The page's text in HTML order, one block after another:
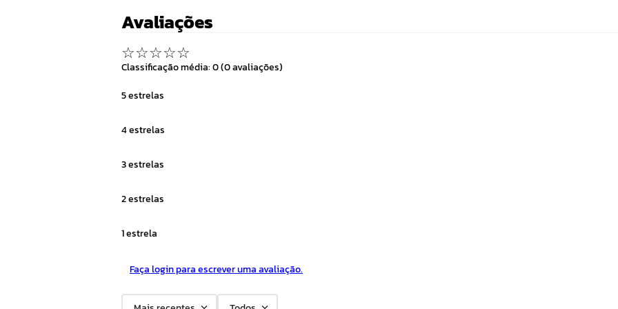
Avaliações
☆☆☆☆☆
Classificação média: 0(0 avaliações)
5 estrelas
4 estrelas
3 estrelas
2 estrelas
1 estrela
Faça login para escrever uma avaliação.